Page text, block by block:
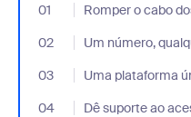
01 Romper o cabo
- Jumplink to Romper o
02
Um número,
- Jumplink to Um número,
03
Uma plataforma
- Jumplink to Uma
04
Dê suporte ao
- Jumplink to Dê suporte